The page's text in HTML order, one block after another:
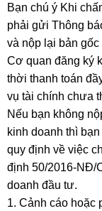
Bạn chú ý Khi
phải gửi Thông
và nộp lại bản
Cơ quan đăng ký
thời thanh toán
vụ tài chính chưa
Nếu bạn không
kinh doanh thì
quy định về việc
định 50/2016-NĐ/
doanh đầu tư.
1. Cảnh cáo hoặc